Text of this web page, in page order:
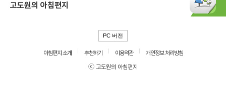
고도원의 아침편지
PC 버전
아침편지 소개 추천하기 이용약관
개인정보 처리방침
ⓒ 고도원의 아침편지